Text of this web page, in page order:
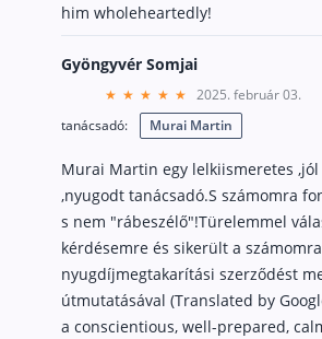
him wholeheartedly!
Gyöngyvér Somjai
2025. február 03.
tanácsadó:
Murai Martin
Murai Martin egy lelkiismeretes
,nyugodt tanácsadó.S számomra
s nem "rábeszélő"!Türelemmel
kérdésemre és sikerült a
nyugdíjmegtakarítási szerződést
útmutatásával (Translated by
a conscientious, well-prepared,
show personalised content and to give you a
more information about the cookies we use open
Accept all